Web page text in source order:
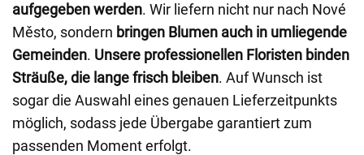
aufgegeben werden. Wir liefern nicht nur nach Nové
Město, sondern bringen Blumen auch in umliegende
Gemeinden. Unsere professionellen Floristen binden
Sträuße, die lange frisch bleiben. Auf Wunsch ist
sogar die Auswahl eines genauen Lieferzeitpunkts
möglich, sodass jede Übergabe garantiert zum
passenden Moment erfolgt.